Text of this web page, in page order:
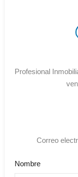
Profesional
Correo
Nombre